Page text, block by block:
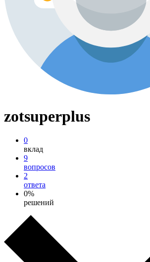
zotsuperplus
0
вклад
9
вопросов
2
ответа
0%
решений